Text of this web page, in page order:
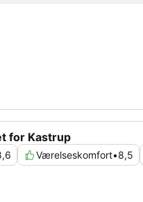
for Kastrup
Værelseskomfort•8,5